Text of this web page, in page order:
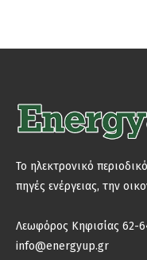
Το ηλεκτρονικό
πηγές ενέργειας, την
Λεωφόρος Κηφισίας 62-
info@energyup.gr